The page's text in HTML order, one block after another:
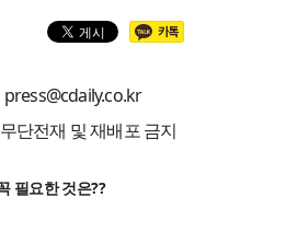
단전재 및 재배포 금지
필요한 것은??